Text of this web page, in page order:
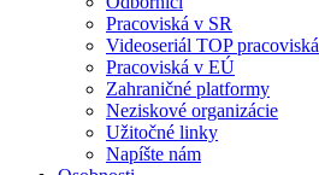
Pracoviská v SR
Videoseriál TOP pracoviská
Pracoviská v EÚ
Zahraničné platformy
Neziskové organizácie
Užitočné linky
Napíšte nám